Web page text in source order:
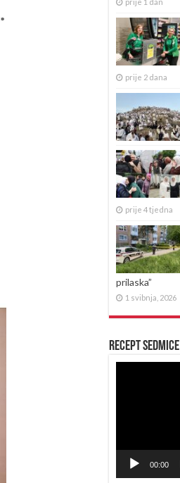
prije 2 dana
prije 4 tjedna
prilaska”
1 svibnja, 2026
Recept sedmice
00:00